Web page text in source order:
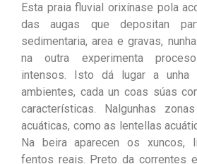
Esta praia fluvial orixínase pola
das augas que depositan
sedimentaria, area e gravas,
na outra experimenta
intensos. Isto dá lugar a unha
ambientes, cada un coas súas
características. Nalgunhas
acuáticas, como as lentellas
Na beira aparecen os xuncos,
fentos reais. Preto da correntes